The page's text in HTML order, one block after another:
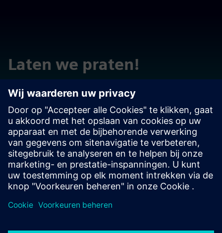
Laten we praten!
Neem contact op met vragen of opmerkingen. We zijn er
om te helpen!
Contact opnemen